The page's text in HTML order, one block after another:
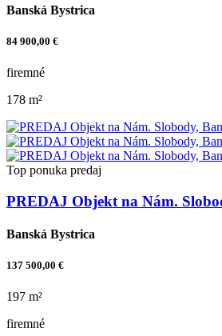
Banská Bystrica
84 900,00 €
firemné
178 m²
Top ponuka predaj
PREDAJ Objekt na Nám.
Banská Bystrica
137 500,00 €
197 m²
firemné